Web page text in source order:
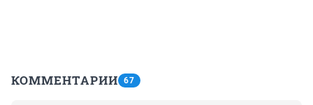
КОММЕНТАРИИ 67